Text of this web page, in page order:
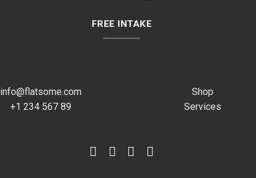
FREE INTAKE
info@flatsome.com
+1 234 567 89
Shop
Services